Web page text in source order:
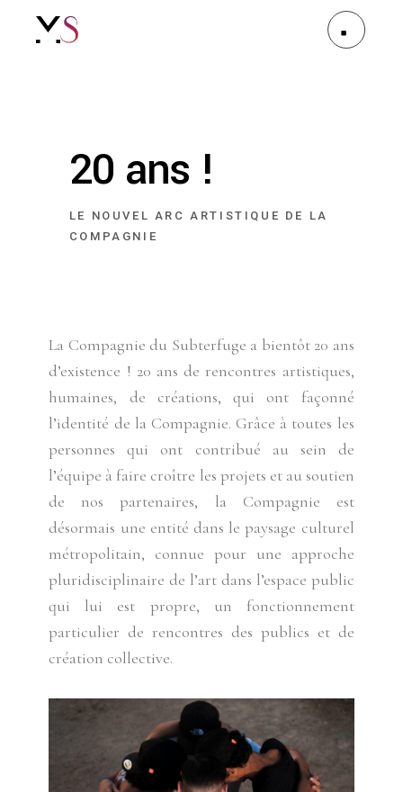
20 ans !
LE NOUVEL ARC ARTISTIQUE DE LA
COMPAGNIE
La Compagnie du Subterfuge a bientôt 20 ans
d’existence ! 20 ans de rencontres artistiques,
humaines, de créations, qui ont façonné
l’identité de la Compagnie. Grâce à toutes les
personnes qui ont contribué au sein de
l’équipe à faire croître les projets et au soutien
de nos partenaires, la Compagnie est
désormais une entité dans le paysage culturel
métropolitain, connue pour une approche
pluridisciplinaire de l’art dans l’espace public
qui lui est propre, un fonctionnement
particulier de rencontres des publics et de
création collective.